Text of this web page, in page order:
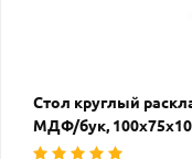
Стол круглый
МДФ/бук,